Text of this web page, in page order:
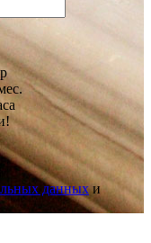
данныхи